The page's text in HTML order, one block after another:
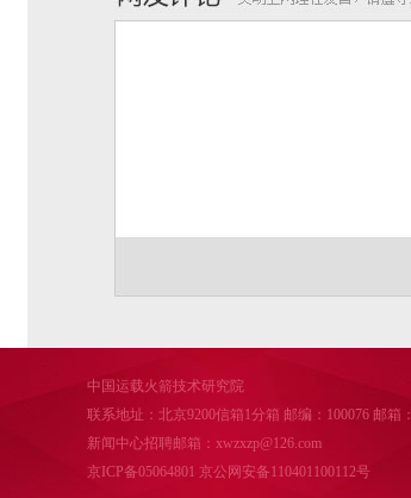
中国运载火箭技术研究院
联系地址：北京9200信箱1分箱 邮编：100076 邮箱
新闻中心招聘邮箱：xwzxzp@126.com
京ICP备05064801 京公网安备110401100112号